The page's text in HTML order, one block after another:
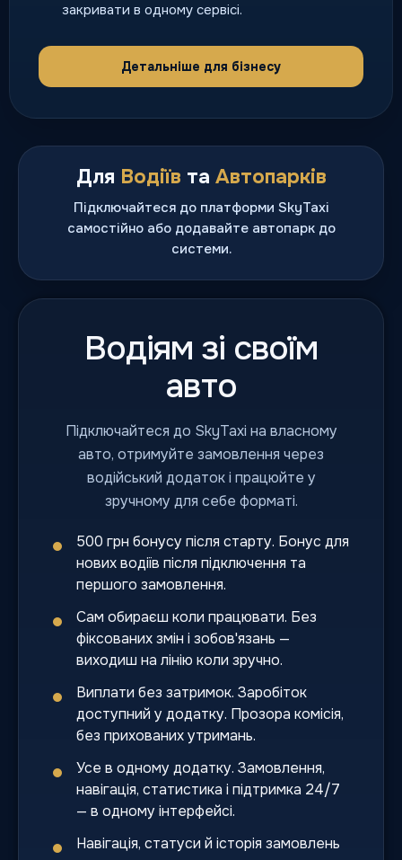
закривати в одному сервісі.
Детальніше для бізнесу
Для Водіїв та Автопарків
Підключайтеся до платформи SkyTaxi
самостійно або додавайте автопарк до
системи.
Водіям зі своїм
авто
Підключайтеся до SkyTaxi на власному
авто, отримуйте замовлення через
водійський додаток і працюйте у
зручному для себе форматі.
500 грн бонусу після старту. Бонус для
нових водіїв після підключення та
першого замовлення.
Сам обираєш коли працювати. Без
фіксованих змін і зобов'язань —
виходиш на лінію коли зручно.
Виплати без затримок. Заробіток
доступний у додатку. Прозора комісія,
без прихованих утримань.
Усе в одному додатку. Замовлення,
навігація, статистика і підтримка 24/7
— в одному інтерфейсі.
Навігація, статуси й історія замовлень